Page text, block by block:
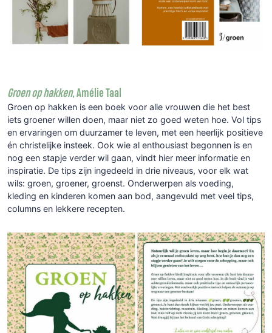
Groen op hakken, Amélie Taal
Groen op hakken is een boek voor alle vrouwen die het best
iets groener willen doen, maar niet zo goed weten hoe. Vol tips
en ervaringen om duurzamer te leven, met een heerlijk positieve
én christelijke insteek. Ook wie al enthousiast begonnen is en
nog een stapje verder wil gaan, vindt hier meer informatie en
inspiratie. De tips zijn ingedeeld in drie niveaus, voor elk wat
wils: groen, groener, groenst. Onderwerpen als voeding,
kleding en kinderen komen aan bod, aangevuld met veel tips,
columns en lekkere recepten.